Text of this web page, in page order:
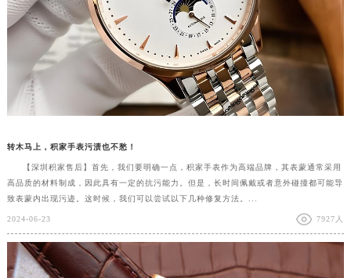
转木马上，积家手表污渍也不愁！
【深圳积家售后】首先，我们要明确一点，积家手表作为高端品牌，其表蒙通常采用
高品质的材料制成，因此具有一定的抗污能力。但是，长时间佩戴或者意外碰撞都可能导
致表蒙内出现污迹。这时候，我们可以尝试以下几种修复方法。...
2024-06-23 7927人